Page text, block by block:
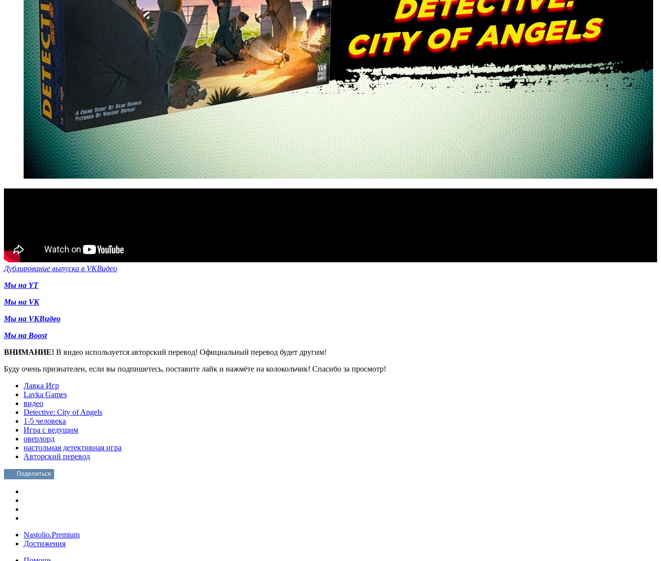
Дублирование выпуска в VKВидео
Мы на YT
Мы на VK
Мы на VKВидео
Мы на Boost
ВНИМАНИЕ! В видео используется авторский перевод! Официальный перевод будет другим!
Буду очень признателен, если вы подпишетесь, поставите лайк и нажмёте на колокольчик! Спасибо за просмотр!
Лавка Игр
Lavka Games
видео
Detective: City of Angels
1-5 человека
Игра с ведущим
оверлорд
настольная детективная игра
Авторский перевод
Поделиться
Nastolio.Premium
Достижения